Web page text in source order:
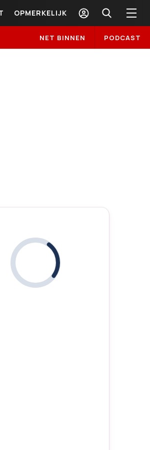
OPMERKELIJK
NET BINNEN PODCAST